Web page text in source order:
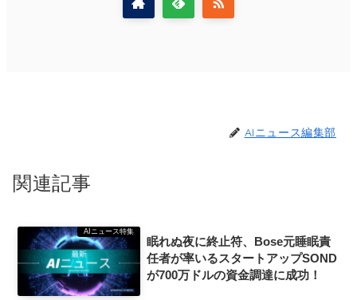
AIニュース編集部
関連記事
AIニュース特集
眠れぬ夜に終止符、Bose元睡眠責
任者が率いるスタートアップSOND
が700万ドルの資金調達に成功！